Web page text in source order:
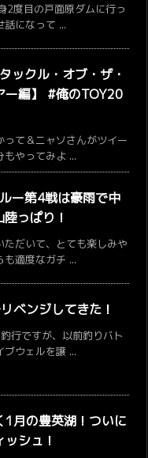
2度目の戸面原ダムに行っ
話になって ...
ックル・オブ・ザ・
ー編】 #俺のTOY20
て＆ニャソさんがツイー
もやってみよ ...
ー第4戦は豪雨で中
っぱり！
だいて、とても楽しみや
も適度なガチ ...
ベンジしてきた！
行ですが、以前釣りバト
ブウェルを譲 ...
1月の豊英湖！ついに
シュ！